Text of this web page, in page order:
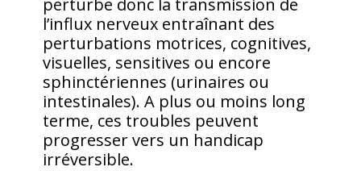
perturbe donc la transmission de
l’influx nerveux entraînant des
perturbations motrices, cognitives,
visuelles, sensitives ou encore
sphinctériennes (urinaires ou
intestinales). A plus ou moins long
terme, ces troubles peuvent
progresser vers un handicap
irréversible.